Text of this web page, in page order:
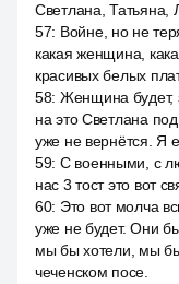
Светлана,
57: Войне, но не
какая женщина,
красивых белых
58: Женщина будет,
на это Светлана
уже не вернётся. Я
59: С военными, с
нас 3 тост это вот
60: Это вот молча
уже не будет. Они
мы бы хотели, мы
чеченском посе.